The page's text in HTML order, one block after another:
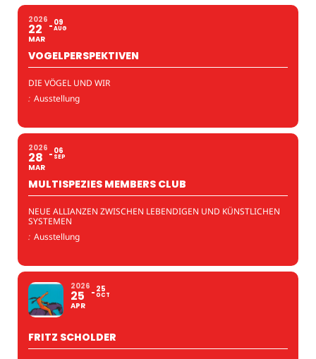
2026
22
MAR
09
AUG
VOGELPERSPEKTIVEN
DIE VÖGEL UND WIR
: Ausstellung
2026
28
MAR
06
SEP
MULTISPEZIES MEMBERS CLUB
NEUE ALLIANZEN ZWISCHEN LEBENDIGEN UND KÜNSTLICHEN
SYSTEMEN
: Ausstellung
2026
25
APR
25
OCT
FRITZ SCHOLDER